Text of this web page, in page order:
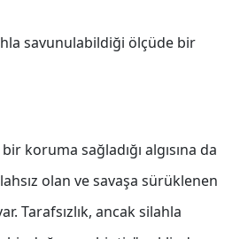
savunulabildiği ölçüde bir
koruma sağladığı algısına da
olan ve savaşa sürüklenen
Tarafsızlık, ancak silahla